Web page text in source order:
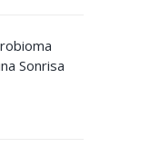
Sonrisa